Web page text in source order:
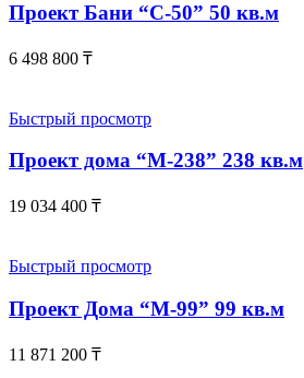
Проект Бани “С-50” 50 кв.м
6 498 800 ₸
Быстрый просмотр
Проект дома “М-238” 238 кв.м
19 034 400 ₸
Быстрый просмотр
Проект Дома “М-99” 99 кв.м
11 871 200 ₸